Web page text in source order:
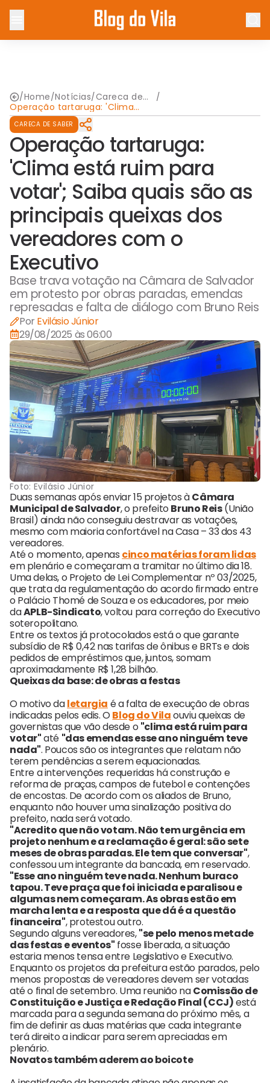
/Home/Notícias/Careca de
Saber
/
Operação tartaruga: 'Clima
está ruim para votar'; Saiba
quais são as principais
queixas dos vereadores com
o Executivo
CARECA DE SABER
Operação tartaruga:
'Clima está ruim para
votar'; Saiba quais são as
principais queixas dos
vereadores com o
Executivo
Base trava votação na Câmara de Salvador
em protesto por obras paradas, emendas
represadas e falta de diálogo com Bruno Reis
Por Evilásio Júnior
29/08/2025 às 06:00
Foto:Evilásio Júnior
Duas semanas após enviar 15 projetos àCâmara
Municipal de Salvador, o prefeito Bruno Reis(União
Brasil) ainda não conseguiu destravar as votações,
mesmo com maioria confortável na Casa – 33 dos 43
vereadores.
Até o momento, apenas cinco matérias foram lidas
em plenário e começaram a tramitar no último dia 18.
Uma delas, o Projeto de Lei Complementar nº 03/2025,
que trata da regulamentação do acordo firmado entre
o Palácio Thomé de Souza e os educadores, por meio
daAPLB-Sindicato, voltou para correção do Executivo
soteropolitano.
Entre os textos já protocolados está o que garante
subsídio de R$ 0,42 nas tarifas de ônibus e BRTs e dois
pedidos de empréstimos que, juntos, somam
aproximadamente R$ 1,28 bilhão.
Queixas da base: de obras a festas
O motivo daletargia é a falta de execução de obras
indicadas pelos edis. O Blog do Vilaouviu queixas de
governistas que vão desde o "clima está ruim para
votar"até "das emendas esse ano ninguém teve
nada". Poucos são os integrantes que relatam não
terem pendências a serem equacionadas.
Entre a intervenções requeridas há construção e
reforma de praças, campos de futebol e contenções
de encostas. De acordo com os aliados de Bruno,
enquanto não houver uma sinalização positiva do
prefeito, nada será votado.
"Acredito que não votam. Não tem urgência em
projeto nenhum e a reclamação é geral: são sete
meses de obras paradas. Ele tem que conversar",
confessou um integrante da bancada, em reservado.
"Esse ano ninguém teve nada. Nenhum buraco
tapou. Teve praça que foi iniciada e paralisou e
algumas nem começaram. As obras estão em
marcha lenta e a resposta que dá é a questão
financeira", protestou outro.
Segundo alguns vereadores,"se pelo menos metade
das festas e eventos" fosse liberada, a situação
estaria menos tensa entre Legislativo e Executivo.
Enquanto os projetos da prefeitura estão parados, pelo
menos propostas de vereadores devem ser votadas
até o final de setembro. Uma reunião naComissão de
Constituição e Justiça e Redação Final (CCJ)está
marcada para a segunda semana do próximo mês, a
fim de definir as duas matérias que cada integrante
terá direito a indicar para serem apreciadas em
plenário.
Novatos também aderem ao boicote